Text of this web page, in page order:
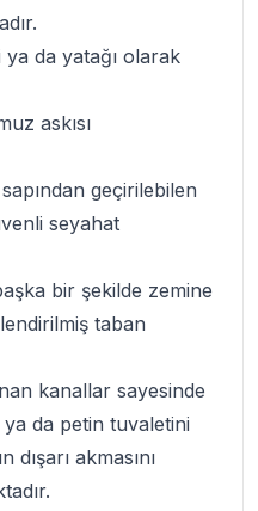
da yatağı olarak
askısı
geçirilebilen
seyahat
bir şekilde zemine
taban
kanallar sayesinde
da petin tuvaletini
dışarı akmasını